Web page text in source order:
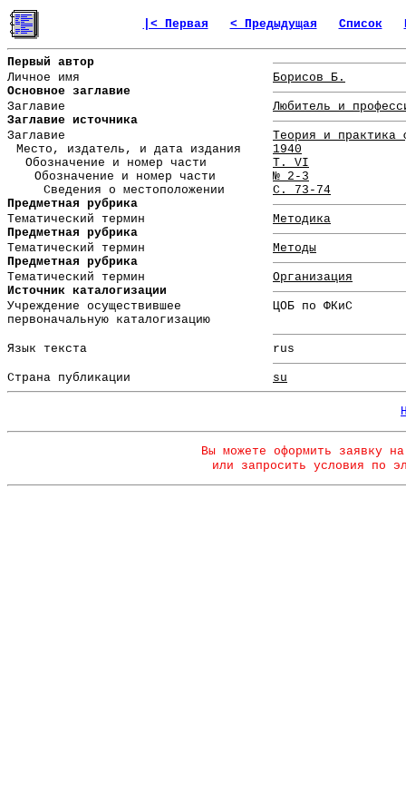
|< Первая < Предыдущая Список
Первый автор
Личное имя
Борисов Б.
Основное заглавие
Заглавие
Любитель и
Заглавие источника
Заглавие
Теория и практика
Место, издатель, и дата издания
1940
Обозначение и номер части
Т. VI
Обозначение и номер части
№ 2-3
Сведения о местоположении
С. 73-74
Предметная рубрика
Тематический термин
Методика
Предметная рубрика
Тематический термин
Методы
Предметная рубрика
Тематический термин
Организация
Источник каталогизации
Учреждение осуществившее
первоначальную каталогизацию
ЦОБ по ФКиС
Язык текста rus
Страна публикации su
Вы можете оформить заявку
или запросить условия по